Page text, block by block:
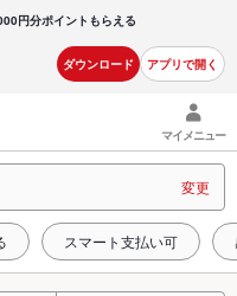
円分ポイントもらえる
ダウンロード アプリで開く
マイメニュー
変更
スマート支払い可